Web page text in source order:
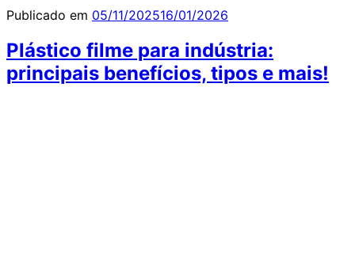
Publicado em 05/11/202516/01/2026
Plástico filme para indústria:
principais benefícios, tipos e mais!